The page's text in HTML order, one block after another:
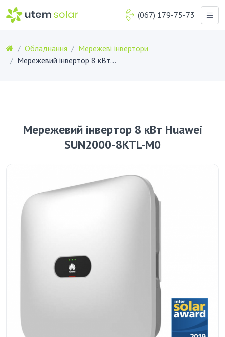
(067) 179-75-73
Обладнання
Мережеві інвертори
Мережевий інвертор 8 кВт Huawei SUN2000-8KTL-M0
Мережевий інвертор 8 кВт Huawei
SUN2000-8KTL-M0